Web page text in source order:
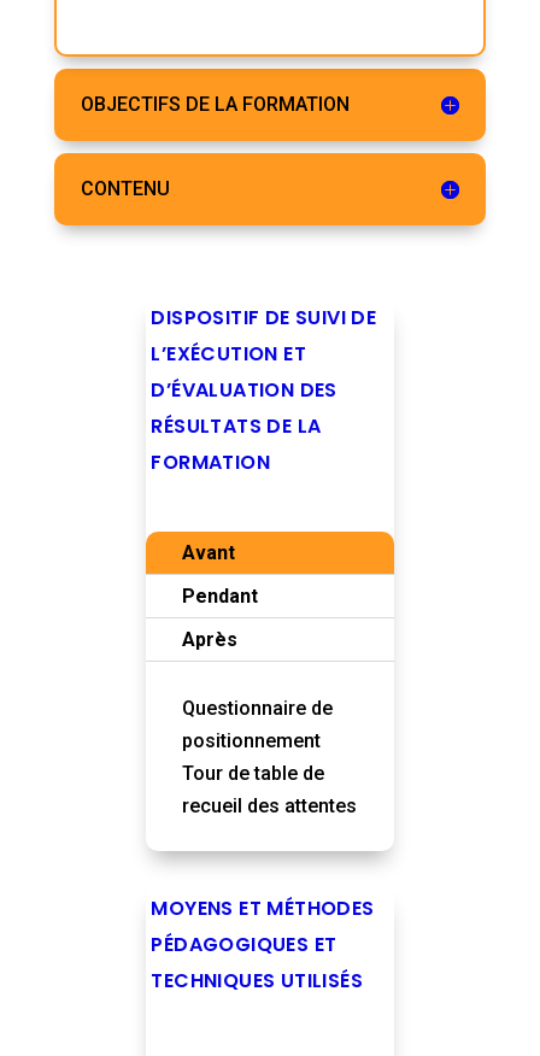
OBJECTIFS DE LA FORMATION
CONTENU
DISPOSITIF DE SUIVI DE
L’EXÉCUTION ET
D’ÉVALUATION DES
RÉSULTATS DE LA
FORMATION
Avant
Pendant
Après
Questionnaire de
positionnement
Tour de table de
recueil des attentes
MOYENS ET MÉTHODES
PÉDAGOGIQUES ET
TECHNIQUES UTILISÉS